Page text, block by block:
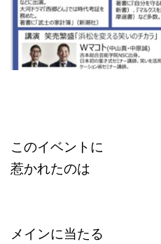
このイベントに
惹かれたのは
メインに当たる